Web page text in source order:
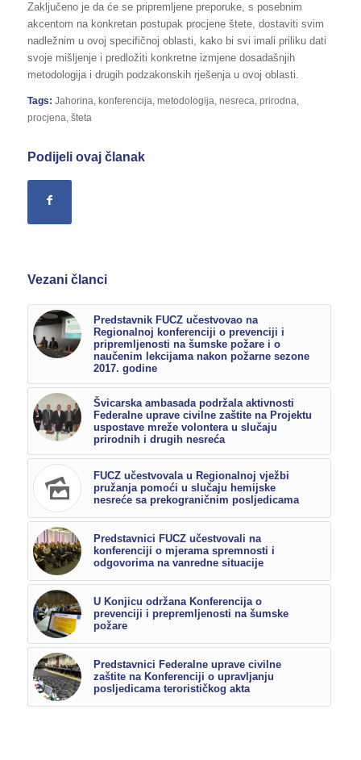
Zaključeno je da će se pripremljene preporuke, s posebnim
akcentom na konkretan postupak procjene štete, dostaviti svim
nadležnim u ovoj specifičnoj oblasti, kako bi svi imali priliku dati
svoje mišljenje i predložiti konkretne izmjene dosadašnjih
metodologija i drugih podzakonskih rješenja u ovoj oblasti.
Tags: Jahorina konferencija metodologija nesreca prirodna
procjena šteta
Podijeli ovaj članak
Vezani članci
Predstavnik FUCZ učestvovao na
Regionalnoj konferenciji o prevenciji i
pripremljenosti na šumske požare i o
naučenim lekcijama nakon požarne sezone
2017. godine
Švicarska ambasada podržala aktivnosti
Federalne uprave civilne zaštite na Projektu
uspostave mreže volontera u slučaju
prirodnih i drugih nesreća
FUCZ učestvovala u Regionalnoj vježbi
pružanja pomoći u slučaju hemijske
nesreće sa prekograničnim posljedicama
Predstavnici FUCZ učestvovali na
konferenciji o mjerama spremnosti i
odgovorima na vanredne situacije
U Konjicu održana Konferencija o
prevenciji i prepremljenosti na šumske
požare
Predstavnici Federalne uprave civilne
zaštite na Konferenciji o upravljanju
posljedicama terorističkog akta